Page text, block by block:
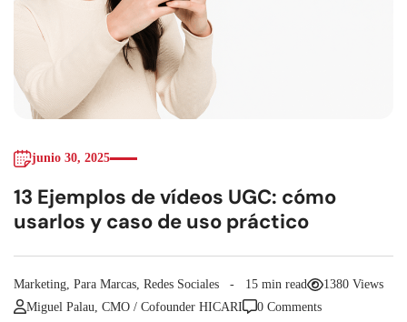
junio 30, 2025
13 Ejemplos de vídeos UGC: cómo
usarlos y caso de uso práctico
Marketing, Para Marcas, Redes Sociales 15 min read
1380 Views
Miguel Palau, CMO / Cofounder HICARI
0 Comments